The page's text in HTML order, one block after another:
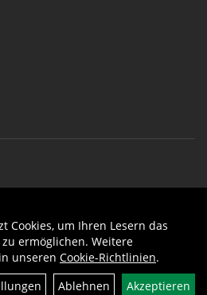
Filter
Cookies, um Ihren Lesern das
ermöglichen. Weitere
unseren Cookie-Richtlinien.
Ablehnen Akzeptieren
Auftrag widerrufen